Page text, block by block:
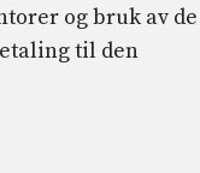
og bruk av de
til den